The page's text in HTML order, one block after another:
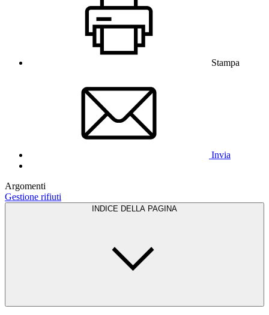
Stampa
Invia
Argomenti
Gestione rifiuti
INDICE DELLA PAGINA